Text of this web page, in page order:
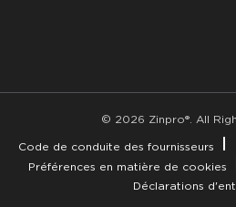
© 2026 Zinpro®. All
Code de conduite des fournisseurs
Préférences en matière de cookies
Déclarations